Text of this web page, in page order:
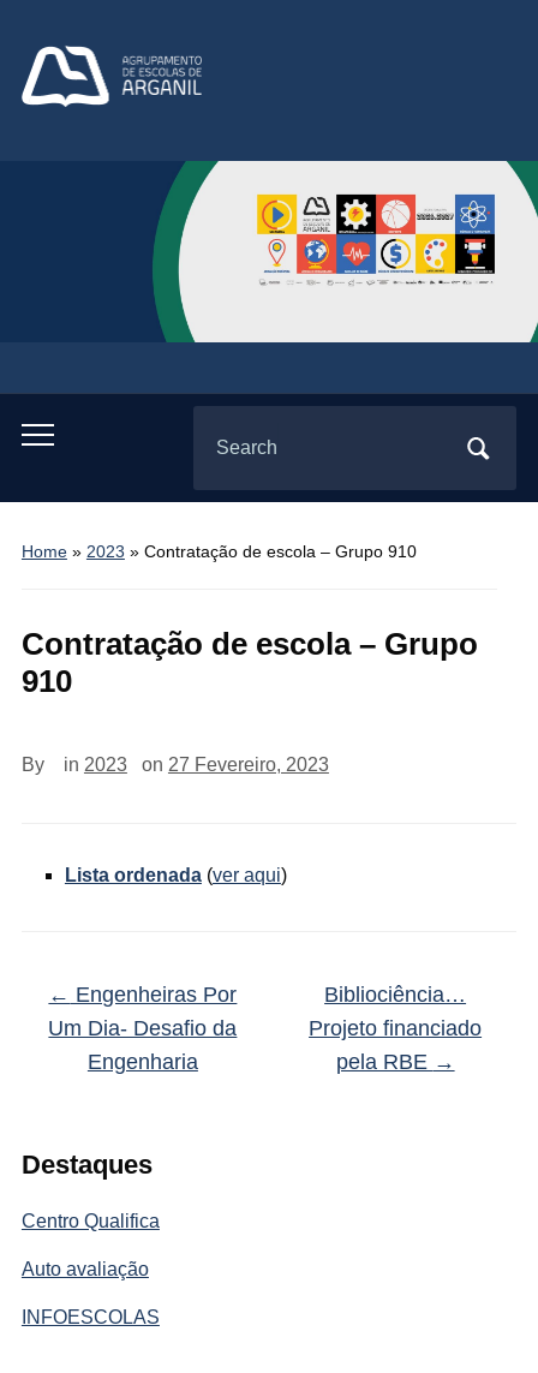
Toggle
menu
for:
Home» 2023 » Contratação de escola – Grupo 910
Destaques
Centro Qualifica
Auto avaliação
INFOESCOLAS
Contratação de escola – Grupo
910
By in 2023 on 27 Fevereiro, 2023
Lista ordenada(ver aqui)
← Engenheiras Por
Um Dia- Desafio da
Engenharia
Bibliociência…
Projeto financiado
pela RBE →